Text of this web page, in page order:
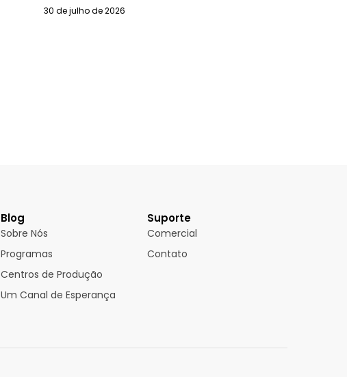
30 de julho de 2026
Blog
Sobre Nós
Programas
Centros de Produção
Um Canal de Esperança
Suporte
Comercial
Contato